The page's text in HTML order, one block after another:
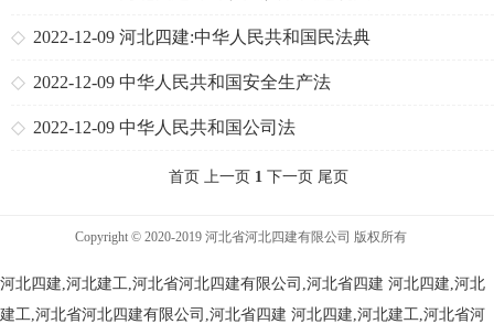
2022-12-09 河北四建:中华人民共和国民法典
2022-12-09 中华人民共和国安全生产法
2022-12-09 中华人民共和国公司法
首页 上一页 1 下一页 尾页
Copyright © 2020-2019 河北省河北四建有限公司 版权所有
河北四建,河北建工,河北省河北四建有限公司,河北省四建 河北四建,河北
建工,河北省河北四建有限公司,河北省四建 河北四建,河北建工,河北省河